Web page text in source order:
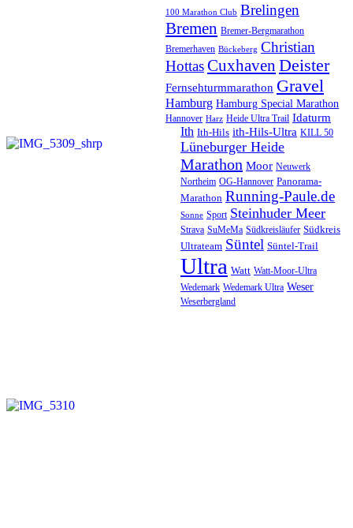
100 Marathon Club Brelingen
Bremen Bremer-Bergmarathon
Bremerhaven Bückeberg Christian
HottasCuxhaven Deister
Fernsehturmmarathon Gravel
Hamburg Hamburg Special Marathon
Hannover Harz Heide Ultra Trail Idaturm
Ith Ith-Hils ith-Hils-Ultra KILL 50
Lüneburger Heide
Marathon Moor Neuwerk
Northeim OG-Hannover Panorama-
Marathon Running-Paule.de
Sonne Sport Steinhuder Meer
Strava SuMeMa Südkreisläufer Südkreis
Ultrateam Süntel Süntel-Trail
Ultra Watt Watt-Moor-Ultra
Wedemark Wedemark Ultra Weser
Weserbergland